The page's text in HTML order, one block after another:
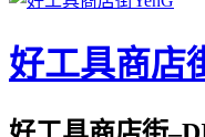
好工具商店